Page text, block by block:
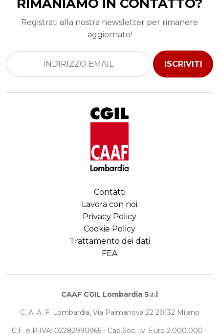
RIMANIAMO IN CONTATTO?
Registrati alla nostra newsletter per rimanere
aggiornato!
ISCRIVITI
Contatti
Lavora con noi
Privacy Policy
Cookie Policy
Trattamento dei dati
FEA
CAAF CGIL Lombardia S.r.l
C. A. A. F. Lombardia, Via Palmanova 22 20132 Milano
C.F. e P.IVA: 02282990965 - Cap.Soc. i.v. Euro 2.000.000 -